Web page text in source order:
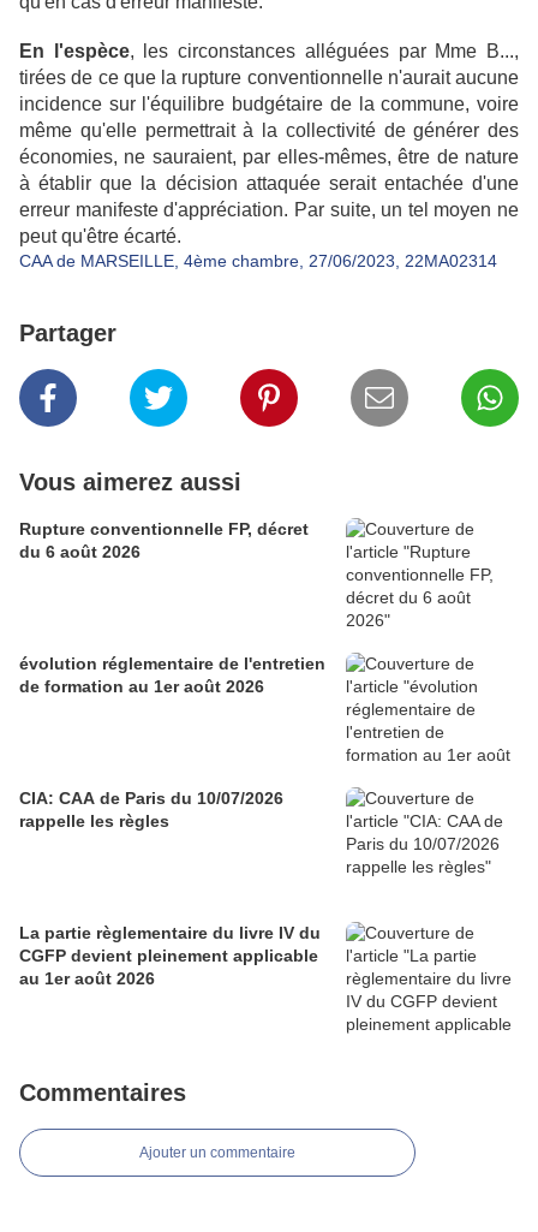
En l'espèce, les circonstances alléguées par Mme B...,
tirées de ce que la rupture conventionnelle n'aurait aucune
incidence sur l'équilibre budgétaire de la commune, voire
même qu'elle permettrait à la collectivité de générer des
économies, ne sauraient, par elles-mêmes, être de nature
à établir que la décision attaquée serait entachée d'une
erreur manifeste d'appréciation. Par suite, un tel moyen ne
peut qu'être écarté.
CAA de MARSEILLE, 4ème chambre, 27/06/2023, 22MA02314
Partager
Vous aimerez aussi
Rupture conventionnelle FP, décret
du 6 août 2026
évolution réglementaire de l'entretien
de formation au 1er août 2026
CIA: CAA de Paris du 10/07/2026
rappelle les règles
La partie règlementaire du livre IV du
CGFP devient pleinement applicable
au 1er août 2026
Commentaires
Ajouter un commentaire